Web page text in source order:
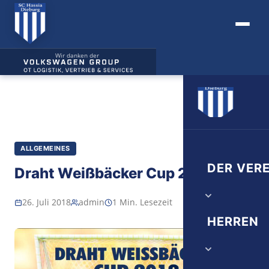
Wir danken der
DER
Vorstand
HERREN
ALLGEMEINES
Draht Weißbäcker Cup 2018
26. Juli 2018 admin 1 Min. Lesezeit